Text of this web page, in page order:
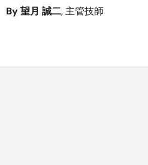
By 望月 誠二, 主管技師